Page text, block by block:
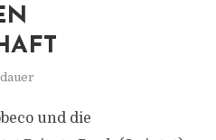
und die